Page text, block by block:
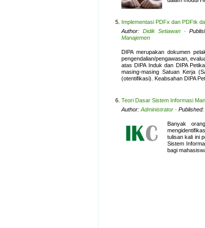
Implementasi PDFx dan PDFtk
Author: Didik Setiawan ·
Manajemen
DIPA merupakan dokumen
pengendalian/pengawasan,
atas DIPA Induk dan DIPA
masing-masing Satuan Kerja
(otentifikasi). Keabsahan DIPA
Teori Dasar Sistem Informasi
Author: Administrator ·
Banyak
tulisan kali ini
Sistem
bagi